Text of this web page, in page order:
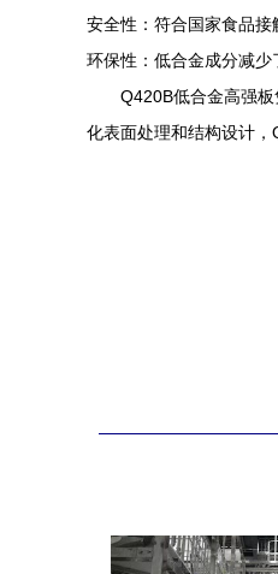
安全性：符合国家食品接
环保性：低合金成分减少
Q420B低合金高强
化表面处理和结构设计，